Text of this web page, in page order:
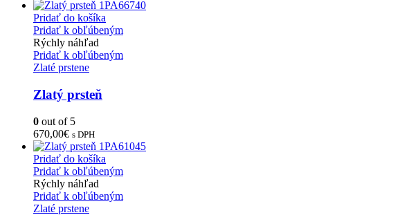
Pridať do košíka
Pridať k obľúbeným
Rýchly náhľad
Pridať k obľúbeným
Zlaté prstene
Zlatý prsteň
0 out of 5
670,00€ s DPH
Pridať do košíka
Pridať k obľúbeným
Rýchly náhľad
Pridať k obľúbeným
Zlaté prstene